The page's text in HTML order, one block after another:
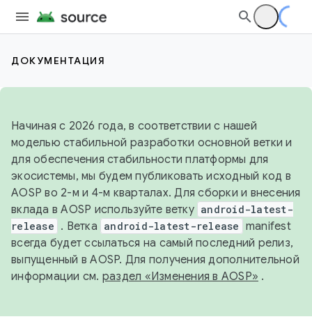
ДОКУМЕНТАЦИЯ
Начиная с 2026 года, в соответствии с нашей
моделью стабильной разработки основной ветки и
для обеспечения стабильности платформы для
экосистемы, мы будем публиковать исходный код в
AOSP во 2-м и 4-м кварталах. Для сборки и внесения
вклада в AOSP используйте ветку android-latest-
release . Ветка android-latest-release manifest
всегда будет ссылаться на самый последний релиз,
выпущенный в AOSP. Для получения дополнительной
информации см. раздел «Изменения в AOSP» .